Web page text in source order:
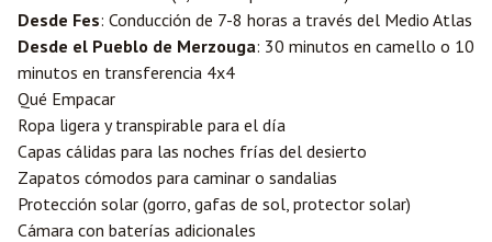
Desde Fes: Conducción de 7-8 horas a través del Medio Atlas
Desde el Pueblo de Merzouga: 30 minutos en camello o 10
minutos en transferencia 4x4
Qué Empacar
Ropa ligera y transpirable para el día
Capas cálidas para las noches frías del desierto
Zapatos cómodos para caminar o sandalias
Protección solar (gorro, gafas de sol, protector solar)
Cámara con baterías adicionales